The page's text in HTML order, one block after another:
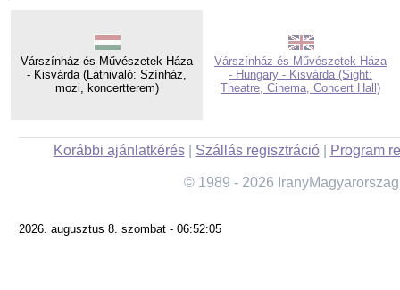
Várszínház és Művészetek Háza
- Kisvárda (Látnivaló: Színház,
mozi, koncertterem)
Várszínház és Művészetek Háza
- Hungary - Kisvárda (Sight:
Theatre, Cinema, Concert Hall)
Korábbi ajánlatkérés| Szállás regisztráció| Program
© 1989 - 2026
2026. augusztus 8. szombat - 06:52:05